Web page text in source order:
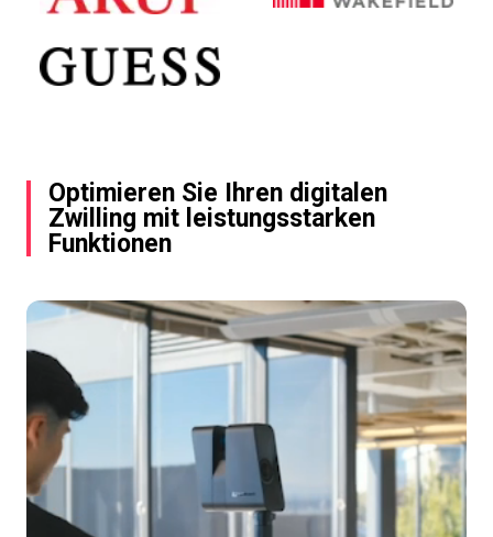
Optimieren Sie Ihren digitalen
Zwilling mit leistungsstarken
Funktionen